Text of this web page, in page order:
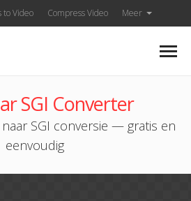
to Video Compress Video Meer
SGI Converter
SGI conversie — gratis en
eenvoudig